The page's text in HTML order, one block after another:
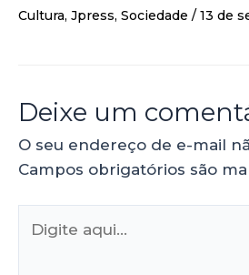
Cultura, Jpress, Sociedade / 13 de
Deixe um
O seu endereço de e-mail
Campos obrigatórios são